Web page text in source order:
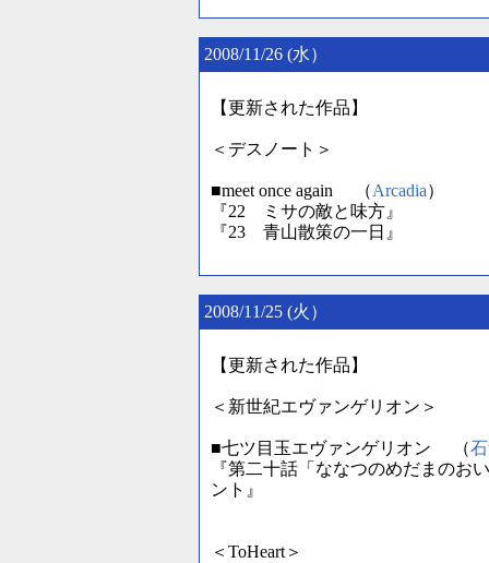
2008/11/26 (水）
【更新された作品】
＜デスノート＞
■meet once again （Arcadia）
『22 ミサの敵と味方』
『23 青山散策の一日』
2008/11/25 (火）
【更新された作品】
＜新世紀エヴァンゲリオン＞
■七ツ目玉エヴァンゲリオン （
『第二十話「ななつのめだまのお
ント』
＜ToHeart＞